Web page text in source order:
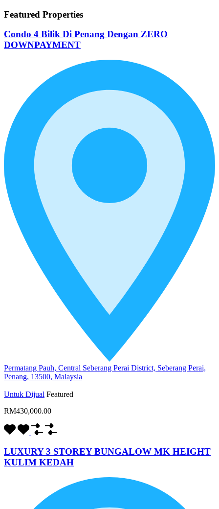
Featured Properties
Condo 4 Bilik Di Penang Dengan ZERO
DOWNPAYMENT
Permatang Pauh, Central Seberang Perai District, Seberang Perai,
Penang, 13500, Malaysia
Untuk Dijual Featured
RM430,000.00
LUXURY 3 STOREY BUNGALOW MK HEIGHT
KULIM KEDAH